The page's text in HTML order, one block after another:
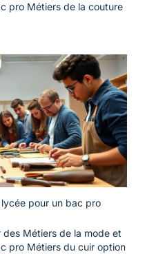
pro Métiers de la couture
pour un bac pro
Métiers de la mode et
pro Métiers du cuir option